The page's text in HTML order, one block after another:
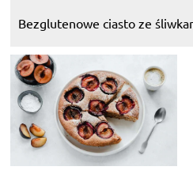
Bezglutenowe ciasto ze